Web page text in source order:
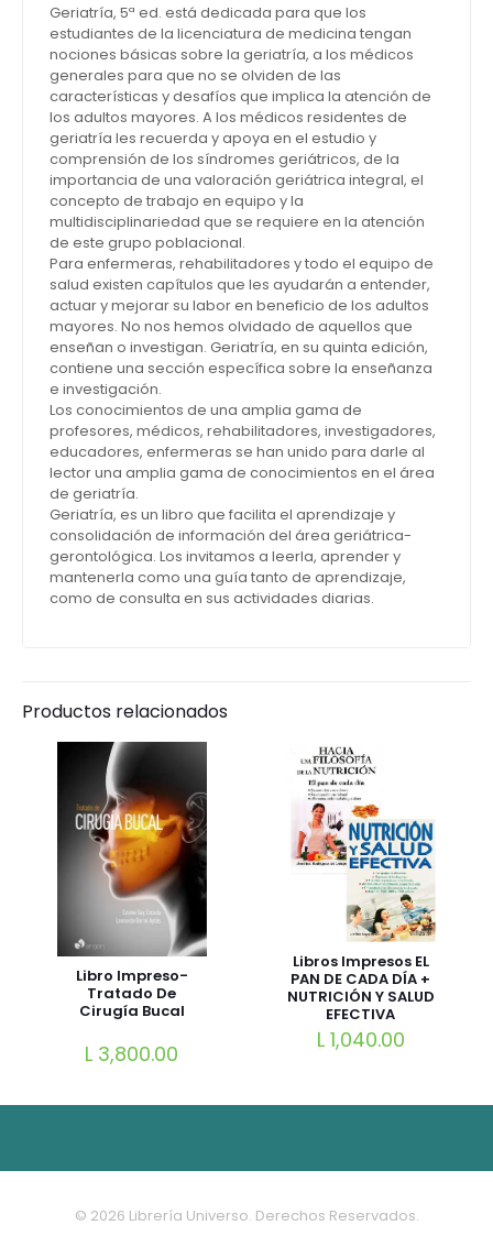
Geriatría, 5ª ed. está dedicada para que los
estudiantes de la licenciatura de medicina tengan
nociones básicas sobre la geriatría, a los médicos
generales para que no se olviden de las
características y desafíos que implica la atención de
los adultos mayores. A los médicos residentes de
geriatría les recuerda y apoya en el estudio y
comprensión de los síndromes geriátricos, de la
importancia de una valoración geriátrica integral, el
concepto de trabajo en equipo y la
multidisciplinariedad que se requiere en la atención
de este grupo poblacional.
Para enfermeras, rehabilitadores y todo el equipo de
salud existen capítulos que les ayudarán a entender,
actuar y mejorar su labor en beneficio de los adultos
mayores. No nos hemos olvidado de aquellos que
enseñan o investigan. Geriatría, en su quinta edición,
contiene una sección específica sobre la enseñanza
e investigación.
Los conocimientos de una amplia gama de
profesores, médicos, rehabilitadores, investigadores,
educadores, enfermeras se han unido para darle al
lector una amplia gama de conocimientos en el área
de geriatría.
Geriatría, es un libro que facilita el aprendizaje y
consolidación de información del área geriátrica-
gerontológica. Los invitamos a leerla, aprender y
mantenerla como una guía tanto de aprendizaje,
como de consulta en sus actividades diarias.
Productos relacionados
Libro Impreso-
Tratado De
Cirugía Bucal
L 3,800.00
Libros Impresos EL
PAN DE CADA DÍA +
NUTRICIÓN Y SALUD
EFECTIVA
L 1,040.00
© 2026 Librería Universo. Derechos Reservados.